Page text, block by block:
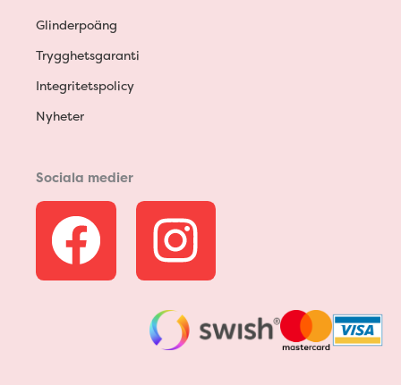
Glinderpoäng
Trygghetsgaranti
Integritetspolicy
Nyheter
Sociala medier
F
a
I
n
s
t